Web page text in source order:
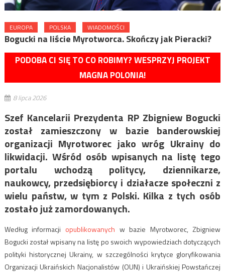
EUROPA POLSKA WIADOMOŚCI
Bogucki na liście Myrotworca. Skończy jak Pieracki?
PODOBA CI SIĘ TO CO ROBIMY? WESPRZYJ PROJEKT
MAGNA POLONIA!
8 lipca 2026
Szef Kancelarii Prezydenta RP Zbigniew Bogucki
został zamieszczony w bazie banderowskiej
organizacji Myrotworec jako wróg Ukrainy do
likwidacji. Wśród osób wpisanych na listę tego
portalu wchodzą politycy, dziennikarze,
naukowcy, przedsiębiorcy i działacze społeczni z
wielu państw, w tym z Polski. Kilka z tych osób
zostało już zamordowanych.
Według informacji opublikowanych w bazie Myrotworec, Zbigniew
Bogucki został wpisany na listę po swoich wypowiedziach dotyczących
polityki historycznej Ukrainy, w szczególności krytyce gloryfikowania
Organizacji Ukraińskich Nacjonalistów (OUN) i Ukraińskiej Powstańczej